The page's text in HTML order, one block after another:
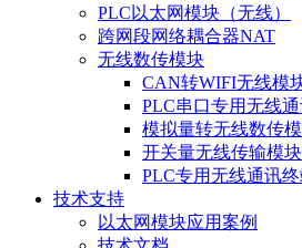
PLC以太网模块（无线）
跨网段网络耦合器NAT
无线数传模块
CAN转WIFI无线模
PLC串口专用无线
模拟量转无线数传
开关量无线传输模块
PLC专用无线通讯
技术支持
以太网模块应用案例